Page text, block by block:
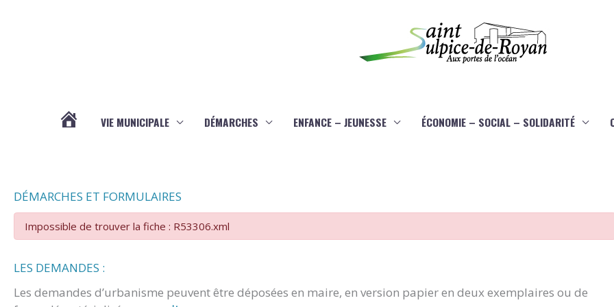
VIE MUNICIPALE DÉMARCHES ENFANCE – JEUNESSE ÉCONOMIE – SOCIAL – SOLIDARITÉ
DÉMARCHES ET FORMULAIRES
Impossible de trouver la fiche : R53306.xml
LES DEMANDES :
Les demandes d’urbanisme peuvent être déposées en maire, en version papier en deux exemplaires ou de